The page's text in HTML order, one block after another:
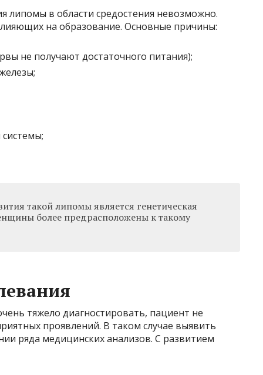
липомы в области средостения невозможно.
на образование. Основные причины:
не получают достаточного питания);
такой липомы является генетическая
более предрасположены к такому
тяжело диагностировать, пациент не
проявлений. В таком случае выявить
ряда медицинских анализов. С развитием